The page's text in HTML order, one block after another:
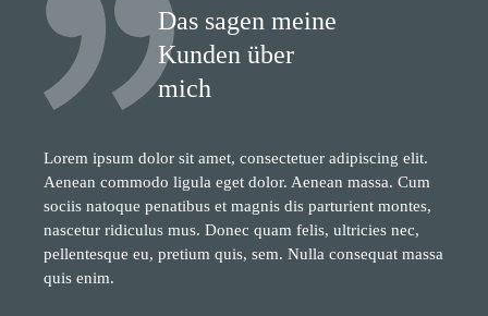
Das sagen meine
Kunden über
mich
Lorem ipsum dolor sit amet, consectetuer adipiscing elit.
Aenean commodo ligula eget dolor. Aenean massa. Cum
sociis natoque penatibus et magnis dis parturient montes,
nascetur ridiculus mus. Donec quam felis, ultricies nec,
pellentesque eu, pretium quis, sem. Nulla consequat massa
quis enim.